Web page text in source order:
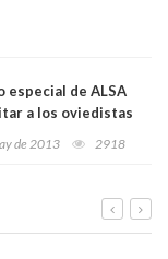
especial de ALSA
a los oviedistas
de 2013 2918